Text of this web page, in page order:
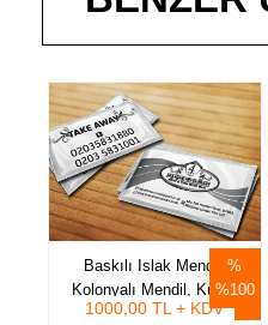
%100
Baskılı Islak Mendil,
Kolonyalı Mendil, Kuşe,
Metalize Triplex Mendil
1000,00 TL + KDV